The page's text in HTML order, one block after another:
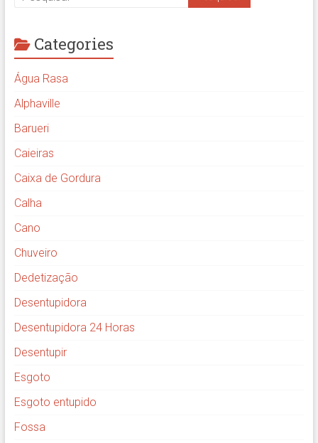
Categories
Água Rasa
Alphaville
Barueri
Caieiras
Caixa de Gordura
Calha
Cano
Chuveiro
Dedetização
Desentupidora
Desentupidora 24 Horas
Desentupir
Esgoto
Esgoto entupido
Fossa